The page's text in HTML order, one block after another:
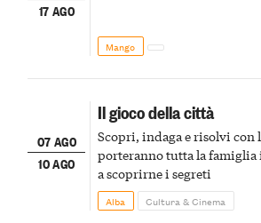
17 AGO
Mango
07 AGO
10 AGO
Il gioco della città
Scopri, indaga e risolvi con
porteranno tutta la
a scoprirne i segreti
Alba Cultura & Cinema